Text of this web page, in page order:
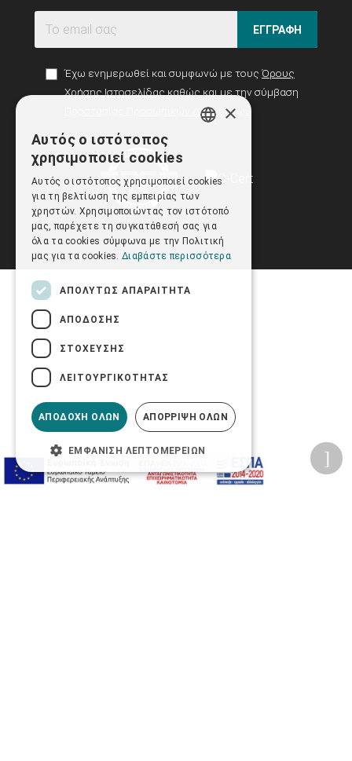
ΕΓΓΡΑΦΗ
Έχω ενημερωθεί και συμφωνώ με τους Όρους
Χρήσης Ιστοσελίδαςκαθώς και με την σύμβαση
Προστασίας Προσωπικών Δεδομένων
×
Αυτός ο ιστότοπος
χρησιμοποιεί cookies
Αυτός ο ιστότοπος χρησιμοποιεί cookies
για τη βελτίωση της εμπειρίας των
χρηστών. Χρησιμοποιώντας τον ιστότοπό
μας, παρέχετε τη συγκατάθεσή σας για
όλα τα cookies σύμφωνα με την Πολιτική
μας για τα cookies. Διαβάστε περισσότερα
ΑΠΟΛΎΤΩΣ ΑΠΑΡΑΊΤΗΤΑ
ΑΠΌΔΟΣΗΣ
ΣΤΌΧΕΥΣΗΣ
ΛΕΙΤΟΥΡΓΙΚΌΤΗΤΑΣ
ΑΠΟΔΟΧΉ ΌΛΩΝ ΑΠΌΡΡΙΨΗ ΌΛΩΝ
ΕΜΦΆΝΙΣΗ ΛΕΠΤΟΜΕΡΕΙΏΝ